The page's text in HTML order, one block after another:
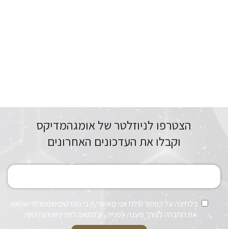
הצטרפו לניוזלטר של אומגהמדיקס
וקבלו את העדכונים האחרונים
בלחיצה על כפתור שלח אני מאשר/ת כי הפרטים שמסרתי ישמשו
את החברה לצורך מענה לפנייה, ובהתאם למדיניות הפרטיות.